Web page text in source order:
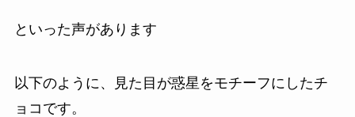
といった声があります
以下のように、見た目が惑星をモチーフにしたチ
ョコです。